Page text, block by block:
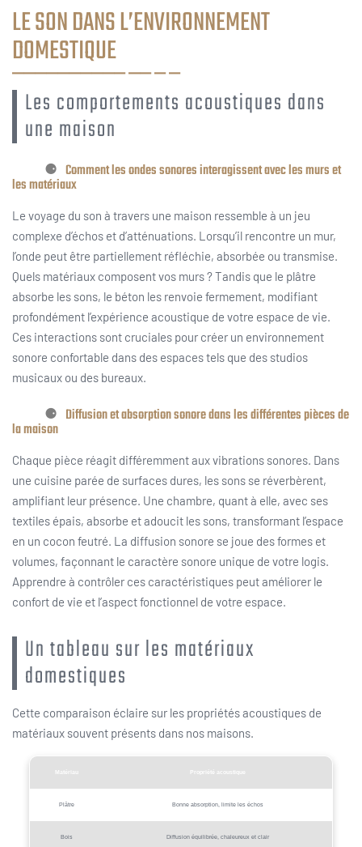
LE SON DANS L’ENVIRONNEMENT
DOMESTIQUE
Les comportements acoustiques dans
une maison
Comment les ondes sonores interagissent avec les murs et
les matériaux
Le voyage du son à travers une maison ressemble à un jeu
complexe d’échos et d’atténuations. Lorsqu’il rencontre un mur,
l’onde peut être partiellement réfléchie, absorbée ou transmise.
Quels matériaux composent vos murs ? Tandis que le plâtre
absorbe les sons, le béton les renvoie fermement, modifiant
profondément l’expérience acoustique de votre espace de vie.
Ces interactions sont cruciales pour créer un environnement
sonore confortable dans des espaces tels que des studios
musicaux ou des bureaux.
Diffusion et absorption sonore dans les différentes pièces de
la maison
Chaque pièce réagit différemment aux vibrations sonores. Dans
une cuisine parée de surfaces dures, les sons se réverbèrent,
amplifiant leur présence. Une chambre, quant à elle, avec ses
textiles épais, absorbe et adoucit les sons, transformant l’espace
en un cocon feutré. La diffusion sonore se joue des formes et
volumes, façonnant le caractère sonore unique de votre logis.
Apprendre à contrôler ces caractéristiques peut améliorer le
confort de vie et l’aspect fonctionnel de votre espace.
Un tableau sur les matériaux
domestiques
Cette comparaison éclaire sur les propriétés acoustiques de
matériaux souvent présents dans nos maisons.
Matériau Propriété acoustique
Plâtre Bonne absorption, limite les échos
Bois Diffusion équilibrée, chaleureux et clair